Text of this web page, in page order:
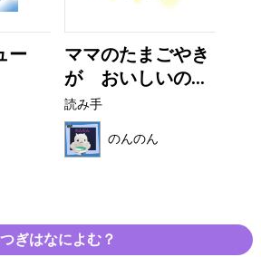
ー
ママのたまごやき
が おいしいの...
読み手
のんのん
つぎはなによむ？